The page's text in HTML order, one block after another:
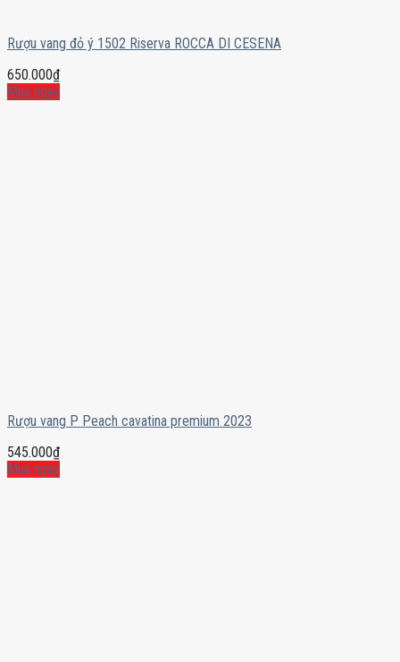
Rượu vang đỏ ý 1502 Riserva ROCCA DI CESENA
650.000₫
Mua ngay
Rượu vang P Peach cavatina premium 2023
545.000₫
Mua ngay